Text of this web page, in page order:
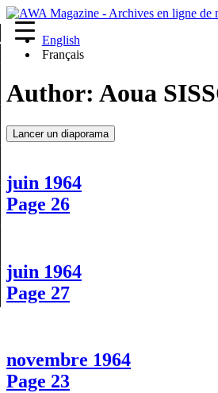
English
Français
Author: Aoua
Lancer un diaporama
juin 1964
Page 26
juin 1964
Page 27
novembre 1964
Page 23